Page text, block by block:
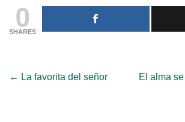
0
SHARES
Post
← La favorita del señor
El alma